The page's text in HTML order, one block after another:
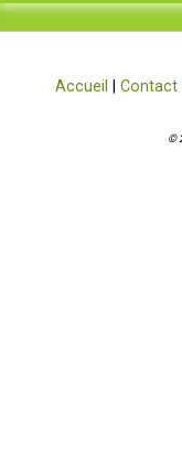
Accueil Contact
©